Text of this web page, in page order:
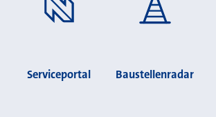
Serviceportal Baustellenradar